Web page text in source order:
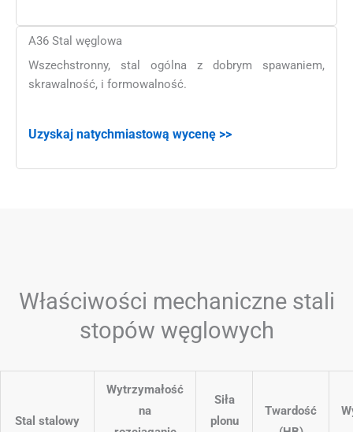
A36 Stal węglowa
Wszechstronny, stal ogólna z dobrym spawaniem,
skrawalność, i formowalność.
Uzyskaj natychmiastową wycenę >>
Właściwości mechaniczne stali
stopów węglowych
Stal stalowy
Wytrzymałość
na
Siła
plonu
Twardość